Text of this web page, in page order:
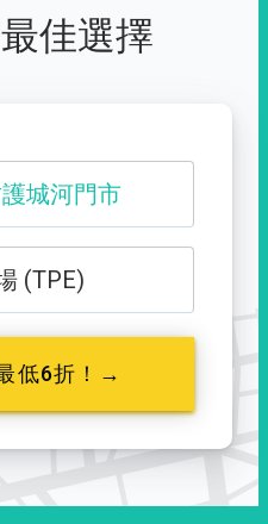
佳選擇
城河門市
口
(TPE)
低6折！→